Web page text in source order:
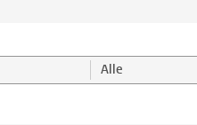
categorie Alle